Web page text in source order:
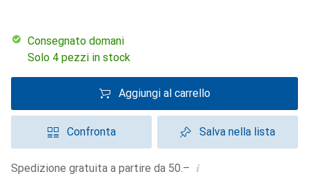
Consegnato domani
Solo 4 pezzi in stock
Aggiungi al carrello
Confronta Salva nella lista
Spedizione gratuita a partire da 50.– i